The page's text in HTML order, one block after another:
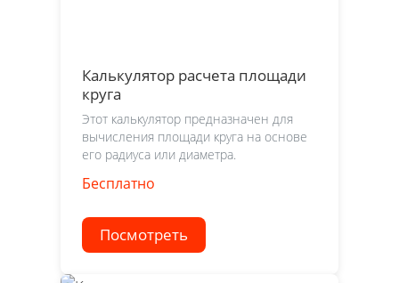
Калькулятор расчета площади
круга
Этот калькулятор предназначен для
вычисления площади круга на основе
его радиуса или диаметра.
Бесплатно
Посмотреть